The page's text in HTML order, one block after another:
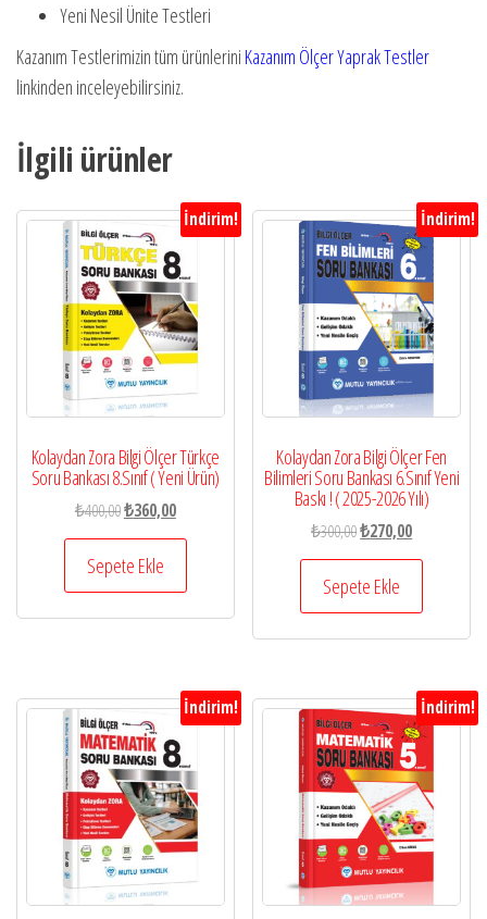
Yeni Nesil Ünite Testleri
Kazanım Testlerimizin tüm ürünlerini Kazanım Ölçer Yaprak Testler
linkinden inceleyebilirsiniz.
İlgili ürünler
İndirim!
Kolaydan Zora Bilgi Ölçer Türkçe
Soru Bankası 8.Sınıf ( Yeni Ürün)
₺400,00Orijinal
fiyat:
₺400,00.
₺360,00Şu
andaki
₺360,00.
Sepete Ekle
İndirim!
Kolaydan Zora Bilgi Ölçer Fen
Bilimleri Soru Bankası 6.Sınıf Yeni
Baskı ! ( 2025-2026 Yılı)
₺300,00Orijinal
fiyat:
₺300,00.
₺270,00Şu
andaki
₺270,00.
Sepete Ekle
İndirim! İndirim!